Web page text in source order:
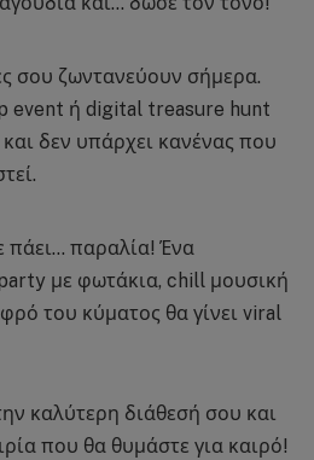
σου ζωντανεύουν σήμερα.
event ή digital treasure hunt
δεν υπάρχει κανένας που
πάει… παραλία! Ένα
με φωτάκια, chill μουσική
του κύματος θα γίνει viral
καλύτερη διάθεσή σου και
που θα θυμάστε για καιρό!